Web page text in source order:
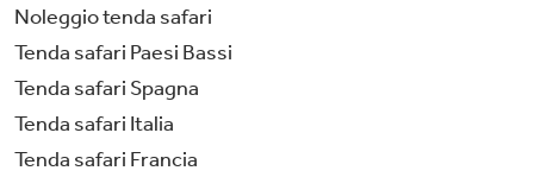
Noleggio tenda safari
Tenda safari Paesi Bassi
Tenda safari Spagna
Tenda safari Italia
Tenda safari Francia